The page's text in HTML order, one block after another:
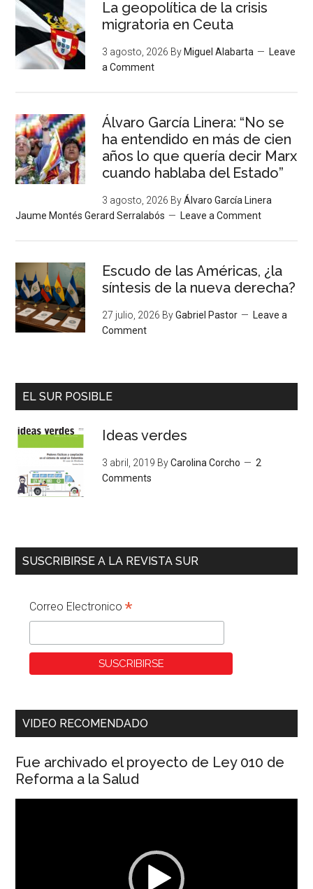
La geopolítica de la crisis
migratoria en Ceuta
3 agosto, 2026 By Miguel Alabarta
Leave
a Comment
Álvaro García Linera: “No se
ha entendido en más de cien
años lo que quería decir Marx
cuando hablaba del Estado”
3 agosto, 2026 ByÁlvaro García Linera
Jaume Montés Gerard Serralabós
Leave a Comment
Escudo de las Américas, ¿la
síntesis de la nueva derecha?
27 julio, 2026 ByGabriel Pastor
Leave a
Comment
EL SUR POSIBLE
Ideas verdes
3 abril, 2019 ByCarolina Corcho
2
Comments
SUSCRIBIRSE A LA REVISTA SUR
Correo Electronico*
VIDEO RECOMENDADO
Fue archivado el proyecto de Ley 010 de
Reforma a la Salud